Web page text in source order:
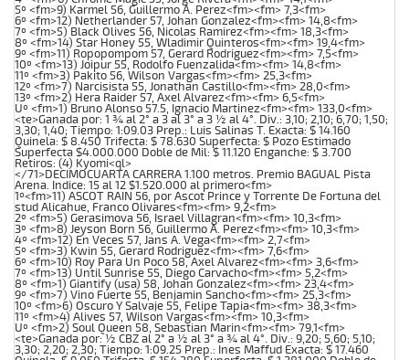
5º <fm>9) Karmel 56, Guillermo A. Perez<fm><fm> 7,3<fm>
6º <fm>12) Netherlander 57, Johan Gonzalez<fm><fm> 14,8<fm>
7º <fm>5) Black Olives 56, Nicolas Ramirez<fm><fm> 18,3<fm>
8º <fm>14) Star Honey 55, Wladimir Quinteros<fm><fm> 19,4<fm>
9º <fm>11) Ropopompom 57, Gerard Rodriguez<fm><fm> 7,5<fm>
10º <fm>13) Joipur 55, Rodolfo Fuenzalida<fm><fm> 14,8<fm>
11º <fm>3) Pakito 56, Wilson Vargas<fm><fm> 25,3<fm>
12º <fm>7) Narcisista 55, Jonathan Castillo<fm><fm> 28,0<fm>
13º <fm>2) Hera Raider 57, Axel Alvarez<fm><fm> 6,5<fm>
Uº <fm>1) Bruno Alonso 57.5, Ignacio Martinez<fm><fm> 133,0<fm>
<te>Ganada por: 1 ¾ al 2° a 3 al 3° a 3 ½ al 4°. Div.: 3,10; 2,10; 6,70; 1,50;
3,30; 1,40; Tiempo: 1:09.03 Prep.: Luis Salinas T. Exacta: $ 14.160
Quinela: $ 8.450 Trifecta: $ 78.630 Superfecta: $ Pozo Estimado
Superfecta $4.000.000 Doble de Mil: $ 11.120 Enganche: $ 3.700
Retiros: (4) Kyomi<ql>
</71>DECIMOCUARTA CARRERA 1.100 metros. Premio BAGUAL Pista
Arena. Indice: 15 al 12 $1.520.000 al primero<fm>
1º<fm>11) ASCOT RAIN 56, por Ascot Prince y Torrente De Fortuna del
stud Alicahue, Franco Olivares<fm><fm> 9,2<fm>
2º <fm>5) Gerasimova 56, Israel Villagran<fm><fm> 10,3<fm>
3º <fm>8) Jeyson Born 56, Guillermo A. Perez<fm><fm> 10,3<fm>
4º <fm>12) En Veces 57, Jans A. Vega<fm><fm> 2,7<fm>
5º <fm>3) Kwin 55, Gerard Rodriguez<fm><fm> 7,6<fm>
6º <fm>10) Roy Para Un Poco 58, Axel Alvarez<fm><fm> 3,6<fm>
7º <fm>13) Until Sunrise 55, Diego Carvacho<fm><fm> 5,2<fm>
8º <fm>1) Giantify (usa) 58, Johan Gonzalez<fm><fm> 23,4<fm>
9º <fm>7) Vino Fuerte 55, Benjamin Sancho<fm><fm> 25,3<fm>
10º <fm>6) Oscuro Y Salvaje 55, Felipe Tapia<fm><fm> 38,3<fm>
11º <fm>4) Alives 57, Wilson Vargas<fm><fm> 10,3<fm>
Uº <fm>2) Soul Queen 58, Sebastian Marin<fm><fm> 79,1<fm>
<te>Ganada por: ½ CBZ al 2° a ½ al 3° a ¾ al 4°. Div.: 9,20; 5,60; 5,10;
3,30; 2,20; 2,30; Tiempo: 1:09.25 Prep.: Ines Maffud Exacta: $ 17.460